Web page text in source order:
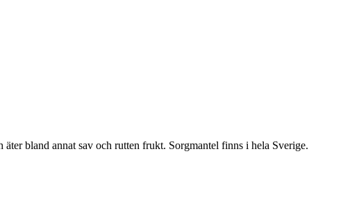
bland annat sav och rutten frukt. Sorgmantel finns i hela Sverige.